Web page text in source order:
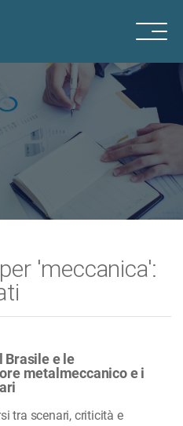
'meccanica':
Brasile e le
metalmeccanico e i
tra scenari, criticità e